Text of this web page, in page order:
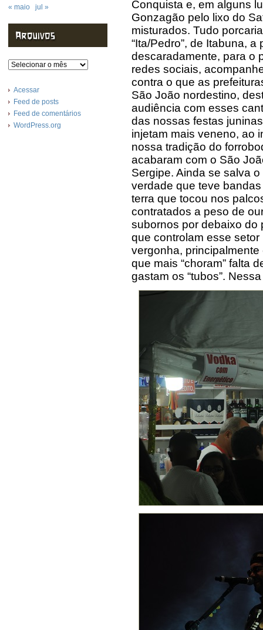
« maio
jul »
Arquivos
Acessar
Feed de posts
Feed de comentários
WordPress.org
Conquista e, em alguns
Gonzagão pelo lixo do
misturados. Tudo
“Ita/Pedro”, de Itabuna,
descaradamente, para o
redes sociais,
contra o que as
São João nordestino,
audiência com esses
das nossas festas
injetam mais veneno, ao
nossa tradição do
acabaram com o São
Sergipe. Ainda se salva
verdade que teve
terra que tocou nos
contratados a peso de
subornos por debaixo do
que controlam esse
vergonha,
que mais “choram” falta
gastam os “tubos”.